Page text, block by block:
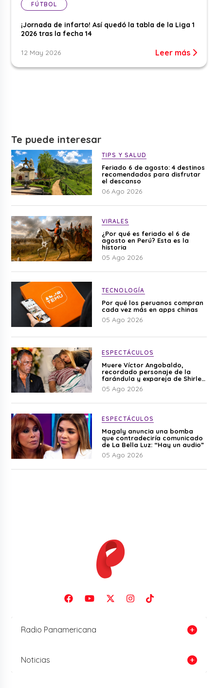
FÚTBOL
¡Jornada de infarto! Así quedó la tabla de la Liga 1
2026 tras la fecha 14
12 May 2026 Leer más
Te puede interesar
TIPS Y SALUD
Feriado 6 de agosto: 4 destinos
recomendados para disfrutar
el descanso
06 Ago 2026
VIRALES
¿Por qué es feriado el 6 de
agosto en Perú? Esta es la
historia
05 Ago 2026
TECNOLOGÍA
Por qué los peruanos compran
cada vez más en apps chinas
05 Ago 2026
ESPECTÁCULOS
Muere Víctor Angobaldo,
recordado personaje de la
farándula y expareja de Shirley
Cherres
05 Ago 2026
ESPECTÁCULOS
Magaly anuncia una bomba
que contradeciría comunicado
de La Bella Luz: “Hay un audio”
05 Ago 2026
Radio Panamericana
Noticias